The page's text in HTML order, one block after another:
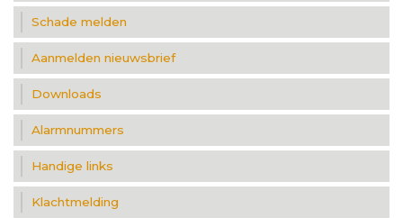
Schade melden
Aanmelden nieuwsbrief
Downloads
Alarmnummers
Handige links
Klachtmelding